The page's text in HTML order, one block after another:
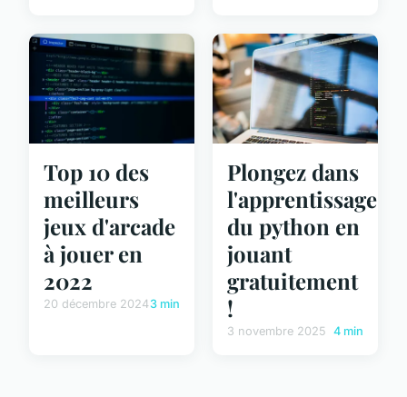
Top 10 des
meilleurs
jeux d'arcade
à jouer en
2022
20 décembre 20243 min
Plongez dans
l'apprentissage
du python en
jouant
gratuitement
!
3 novembre 2025 4 min